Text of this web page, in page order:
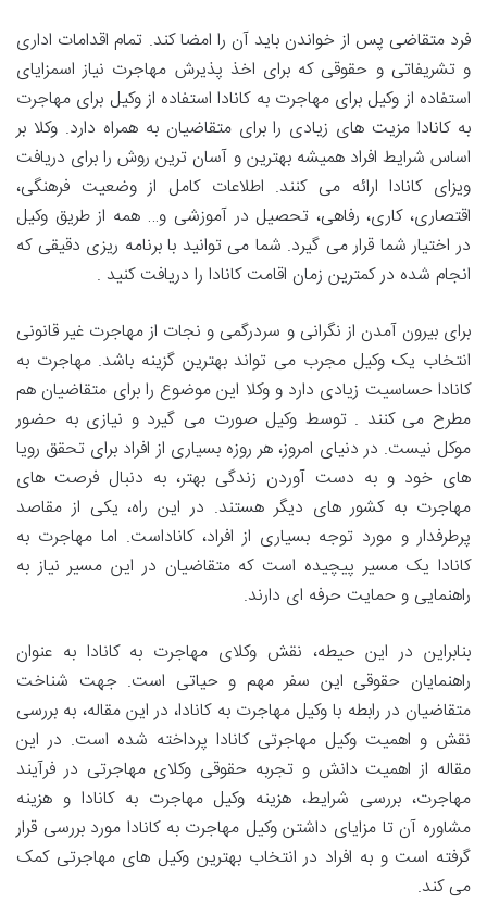
فرد متقاضی پس از خواندن باید آن را امضا کند. تمام اقدامات اداری
و تشریفاتی و حقوقی که برای اخذ پذیرش مهاجرت نیاز اسمزایای
استفاده از وکیل برای مهاجرت به کانادا استفاده از وکیل برای مهاجرت
به کانادا مزیت های زیادی را برای متقاضیان به همراه دارد. وکلا بر
اساس شرایط افراد همیشه بهترین و آسان ترین روش را برای دریافت
ویزای کانادا ارائه می کنند. اطلاعات کامل از وضعیت فرهنگی،
اقتصاری، کاری، رفاهی، تحصیل در آموزشی و… همه از طریق وکیل
در اختیار شما قرار می گیرد. شما می توانید با برنامه ریزی دقیقی که
انجام شده در کمترین زمان اقامت کانادا را دریافت کنید .
برای بیرون آمدن از نگرانی و سردرگمی و نجات از مهاجرت غیر قانونی
انتخاب یک وکیل مجرب می تواند بهترین گزینه باشد. مهاجرت به
کانادا حساسیت زیادی دارد و وکلا این موضوع را برای متقاضیان هم
مطرح می کنند . توسط وکیل صورت می گیرد و نیازی به حضور
موکل نیست. در دنیای امروز، هر روزه بسیاری از افراد برای تحقق رویا
های خود و به دست آوردن زندگی بهتر، به دنبال فرصت های
مهاجرت به کشور های دیگر هستند. در این راه، یکی از مقاصد
پرطرفدار و مورد توجه بسیاری از افراد، کاناداست. اما مهاجرت به
کانادا یک مسیر پیچیده است که متقاضیان در این مسیر نیاز به
راهنمایی و حمایت حرفه ای دارند.
بنابراین در این حیطه، نقش وکلای مهاجرت به کانادا به عنوان
راهنمایان حقوقی این سفر مهم و حیاتی است. جهت شناخت
متقاضیان در رابطه با وکیل مهاجرت به کانادا، در این مقاله، به بررسی
نقش و اهمیت وکیل مهاجرتی کانادا پرداخته شده است. در این
مقاله از اهمیت دانش و تجربه حقوقی وکلای مهاجرتی در فرآیند
مهاجرت، بررسی شرایط، هزینه وکیل مهاجرت به کانادا و هزینه
مشاوره آن تا مزایای داشتن وکیل مهاجرت به کانادا مورد بررسی قرار
گرفته است و به افراد در انتخاب بهترین وکیل های مهاجرتی کمک
می کند.